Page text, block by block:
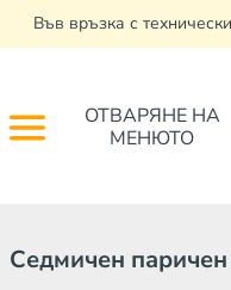
Във връзка с
ОТВАРЯНЕ НА
МЕНЮТО
Седмичен